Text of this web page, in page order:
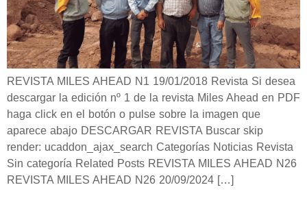
REVISTA MILES AHEAD N1 19/01/2018 Revista Si desea
descargar la edición nº 1 de la revista Miles Ahead en PDF
haga click en el botón o pulse sobre la imagen que
aparece abajo DESCARGAR REVISTA Buscar skip
render: ucaddon_ajax_search Categorías Noticias Revista
Sin categoría Related Posts REVISTA MILES AHEAD N26
REVISTA MILES AHEAD N26 20/09/2024 […]